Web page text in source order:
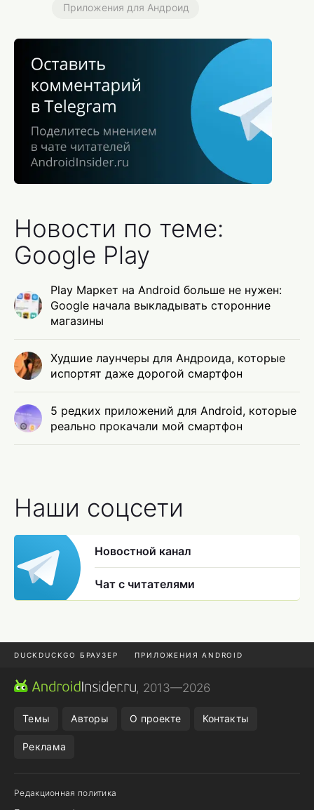
Приложения для Андроид
Новости по теме:
Google Play
Play Маркет на Android больше не нужен:
Google начала выкладывать сторонние
магазины
Худшие лаунчеры для Андроида, которые
испортят даже дорогой смартфон
5 редких приложений для Android, которые
реально прокачали мой смартфон
Наши соцсети
Новостной канал
Чат с читателями
DUCKDUCKGO БРАУЗЕР ПРИЛОЖЕНИЯ ANDROID
CHROME БРАУЗЕР
, 2013—2026
Темы Авторы О проекте Контакты
Реклама
Редакционная политика